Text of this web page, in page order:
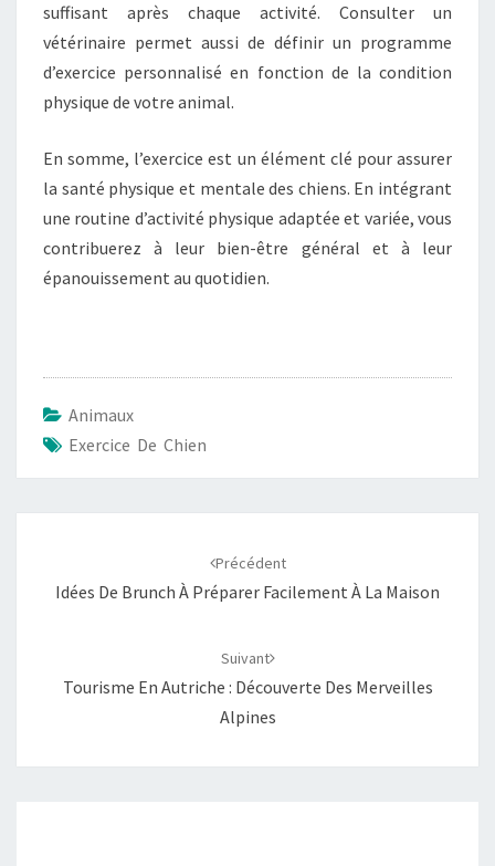
suffisant après chaque activité. Consulter un
vétérinaire permet aussi de définir un programme
d’exercice personnalisé en fonction de la condition
physique de votre animal.
En somme, l’exercice est un élément clé pour assurer
la santé physique et mentale des chiens. En intégrant
une routine d’activité physique adaptée et variée, vous
contribuerez à leur bien-être général et à leur
épanouissement au quotidien.
Animaux
Exercice De Chien
d'article
Précédent
Idées De Brunch À Préparer Facilement À La Maison
Suivant
Tourisme En Autriche : Découverte Des Merveilles
Alpines